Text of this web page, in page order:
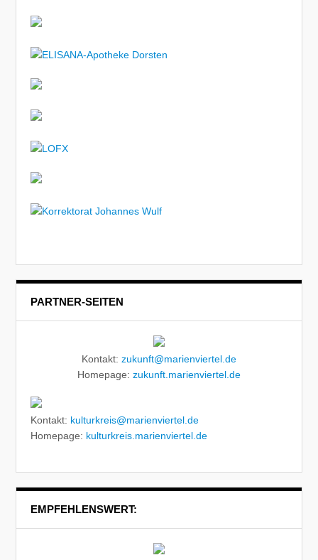
PARTNER-SEITEN
Kontakt: zukunft@marienviertel.de
Homepage: zukunft.marienviertel.de
Kontakt: kulturkreis@marienviertel.de
Homepage: kulturkreis.marienviertel.de
EMPFEHLENSWERT: